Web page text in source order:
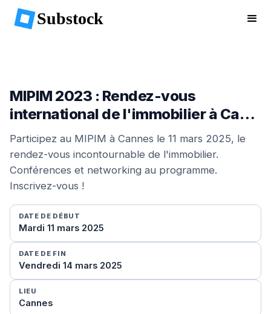
Substock
MIPIM 2023 : Rendez-vous
international de l'immobilier à Ca…
Participez au MIPIM à Cannes le 11 mars 2025, le
rendez-vous incontournable de l'immobilier.
Conférences et networking au programme.
Inscrivez-vous !
DATE DE DÉBUT
Mardi 11 mars 2025
DATE DE FIN
Vendredi 14 mars 2025
LIEU
Cannes